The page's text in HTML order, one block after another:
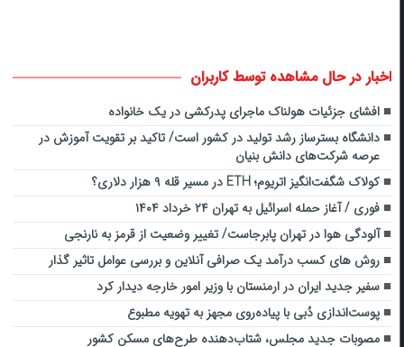
اخبار در حال مشاهده توسط کاربران
افشای جزئیات هولناک ماجرای پدرکشی در یک خانواده
دانشگاه بسترساز رشد تولید در کشور است/ تاکید بر تقویت آموزش در
عرصه شرکت‌های دانش بنیان
کولاک شگفت‌انگیز اتریوم؛ ETH در مسیر قله ۹ هزار دلاری؟
فوری / آغاز حمله اسرائیل به تهران ۲۴ خرداد ۱۴۰۴
آلودگی هوا در تهران پابرجاست/ تغییر وضعیت از قرمز به نارنجی
روش های کسب درآمد یک صرافی آنلاین و بررسی عوامل تاثیر گذار
سفیر جدید ایران در ارمنستان با وزیر امور خارجه دیدار کرد
پوست‌اندازی دُبی با پیاده‌روی مجهز به تهویه مطبوع
مصوبات جدید مجلس، شتاب‌دهنده طرح‌های مسکن کشور